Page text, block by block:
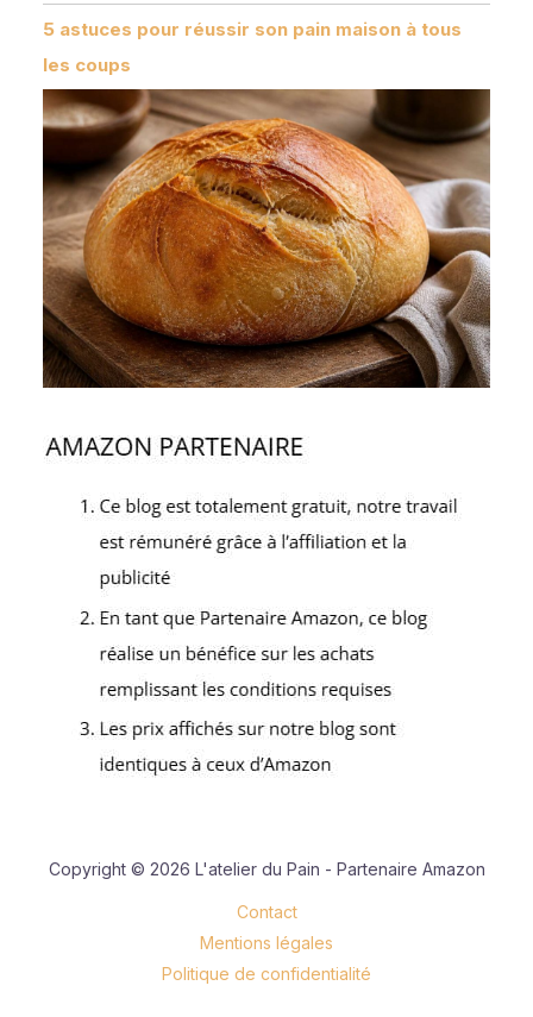
5 astuces pour réussir son pain maison à tous
les coups
Copyright © 2026 L'atelier du Pain - Partenaire Amazon
Contact
Mentions légales
Politique de confidentialité